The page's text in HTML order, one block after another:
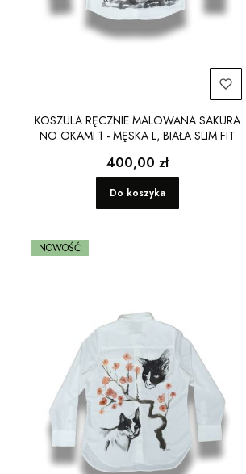
KOSZULA RĘCZNIE MALOWANA SAKURA
NO ŌKAMI 1 - MĘSKA L, BIAŁA SLIM FIT
Cena
400,00 zł
Do koszyka
NOWOŚĆ